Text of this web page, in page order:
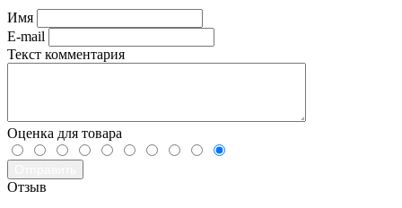
Имя
E-mail
Текст комментария
Оценка для товара
Отзыв